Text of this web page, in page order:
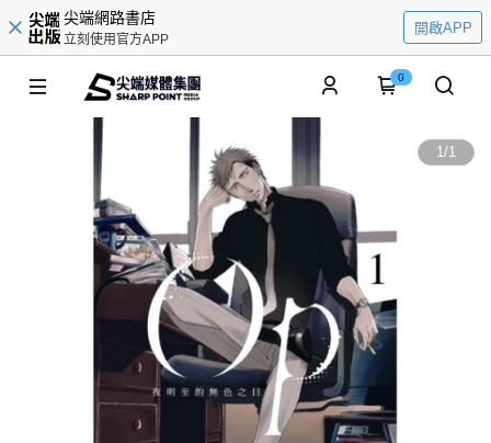
尖端網路書店
立刻使用官方APP
開啟APP
0
1/1